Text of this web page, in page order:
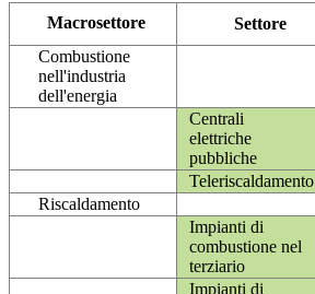
Macrosettore Settore
Combustione
nell'industria
dell'energia
Centrali
elettriche
pubbliche
Teleriscaldamento
Riscaldamento
Impianti di
combustione nel
terziario
Impianti di